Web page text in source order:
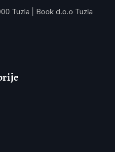
Tuzla | Book d.o.o Tuzla